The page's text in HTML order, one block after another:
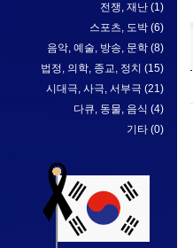
전쟁, 재난 (1)
스포츠, 도박 (6)
음악, 예술, 방송, 문학 (8)
법정, 의학, 종교, 정치 (15)
시대극, 사극, 서부극 (21)
다큐, 동물, 음식 (4)
기타 (0)